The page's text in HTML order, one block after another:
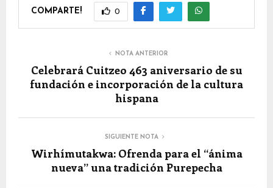
COMPARTE! 0
NOTA ANTERIOR
Celebrará Cuitzeo 463 aniversario de su
fundación e incorporación de la cultura
hispana
SIGUIENTE NOTA
Wirhímutakwa: Ofrenda para el “ánima
nueva” una tradición Purepecha